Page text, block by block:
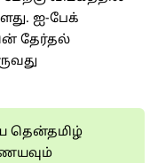
ஐ-பேக்
தேர்தல்
தென்தமிழ்